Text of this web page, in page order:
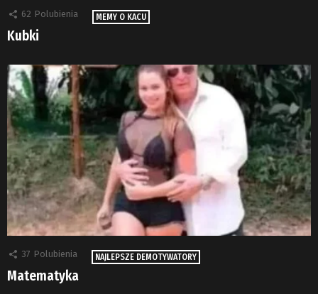
62 Polubienia MEMY O KACU
Kubki
37 Polubienia NAJLEPSZE DEMOTYWATORY
Matematyka